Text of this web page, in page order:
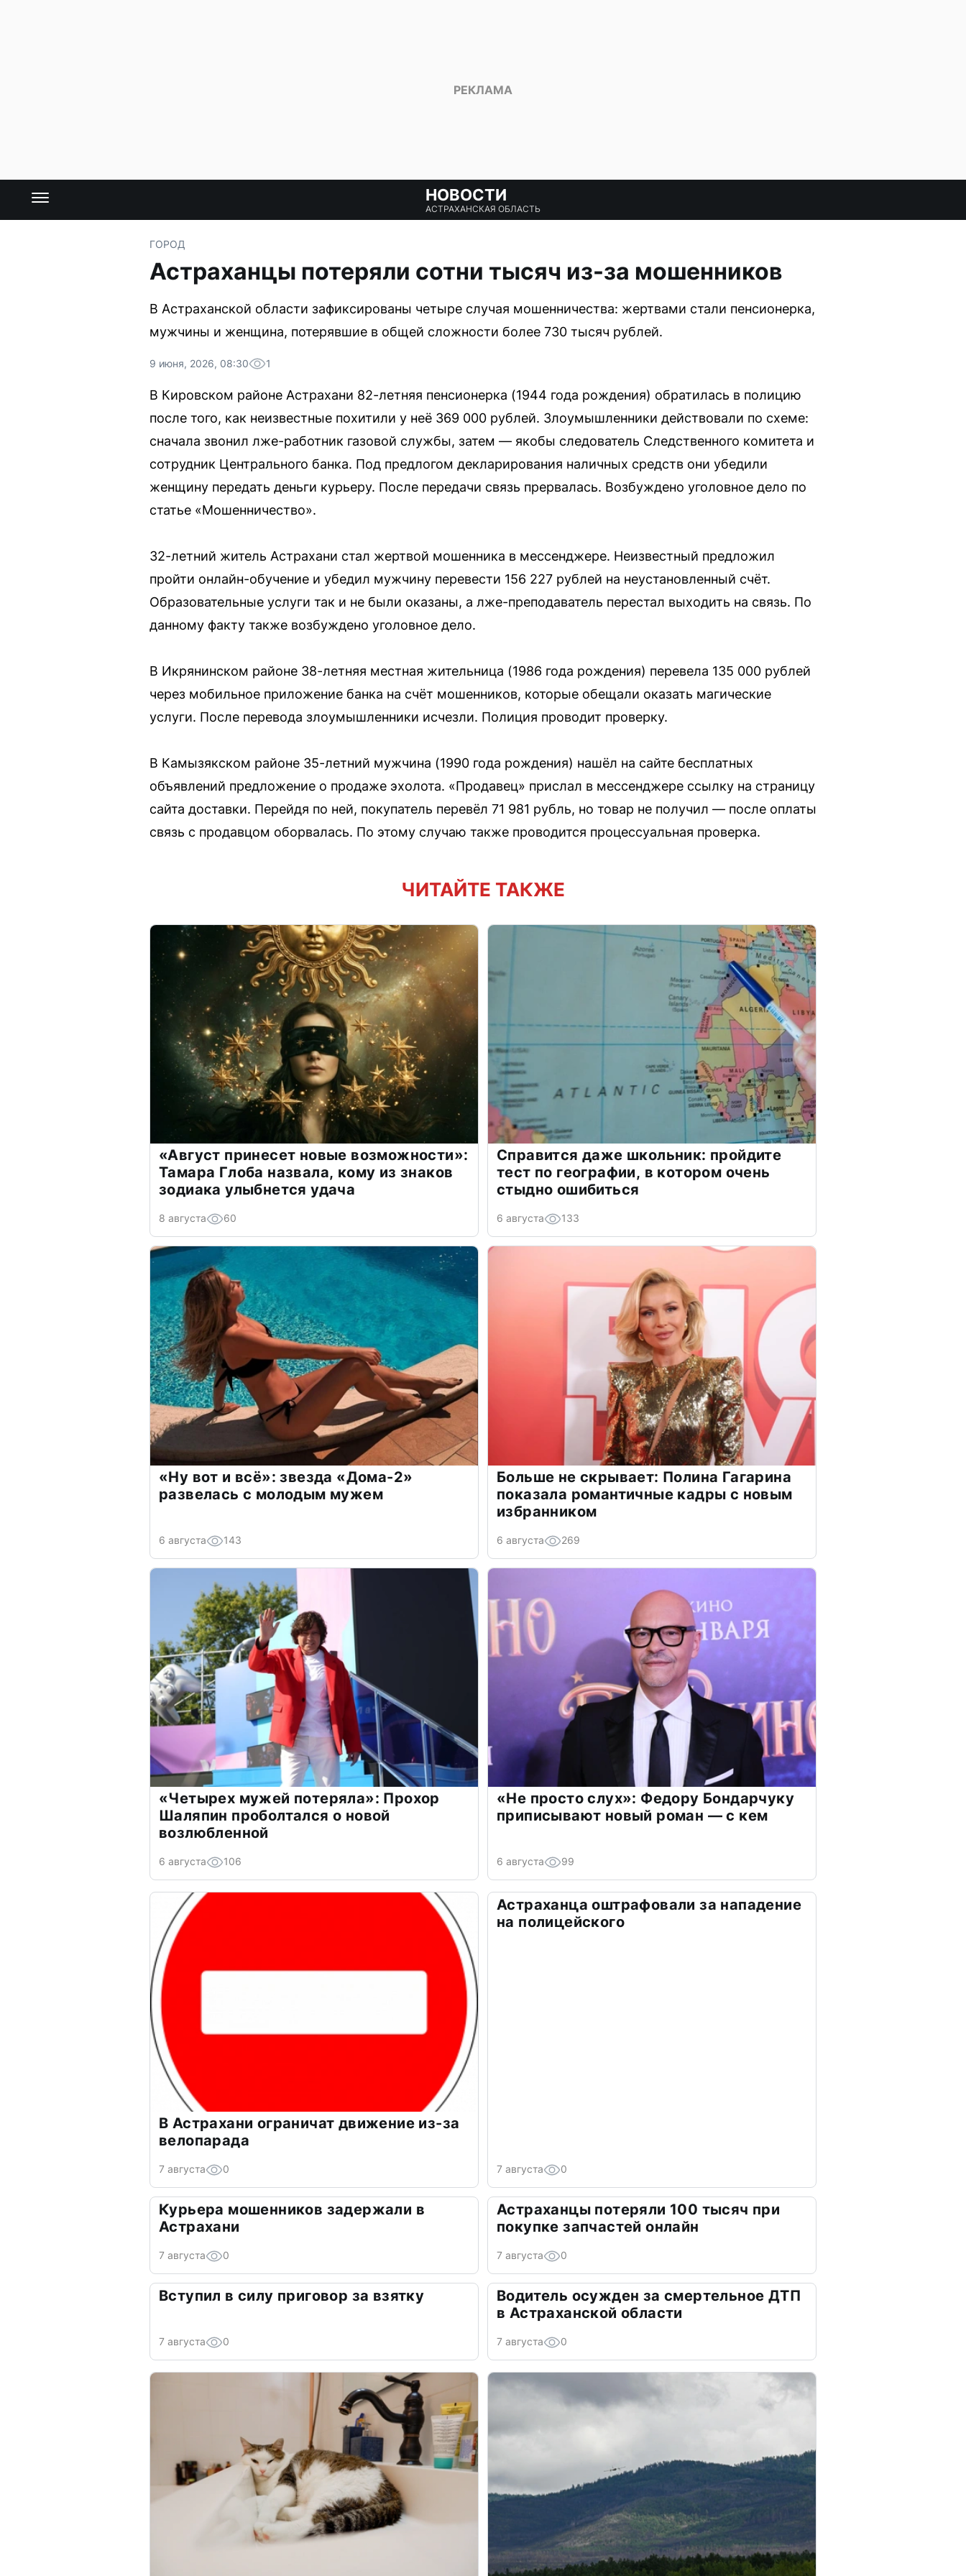
НОВОСТИ
АСТРАХАНСКАЯ ОБЛАСТЬ
ГОРОД
Астраханцы потеряли сотни тысяч из-за мошенников
В Астраханской области зафиксированы четыре случая мошенничества: жертвами стали пенсионерка,
мужчины и женщина, потерявшие в общей сложности более 730 тысяч рублей.
9 июня, 2026, 08:30 1
В Кировском районе Астрахани 82-летняя пенсионерка (1944 года рождения) обратилась в полицию
после того, как неизвестные похитили у неё 369 000 рублей. Злоумышленники действовали по схеме:
сначала звонил лже-работник газовой службы, затем — якобы следователь Следственного комитета и
сотрудник Центрального банка. Под предлогом декларирования наличных средств они убедили
женщину передать деньги курьеру. После передачи связь прервалась. Возбуждено уголовное дело по
статье «Мошенничество».
32-летний житель Астрахани стал жертвой мошенника в мессенджере. Неизвестный предложил
пройти онлайн-обучение и убедил мужчину перевести 156 227 рублей на неустановленный счёт.
Образовательные услуги так и не были оказаны, а лже-преподаватель перестал выходить на связь. По
данному факту также возбуждено уголовное дело.
В Икрянинском районе 38-летняя местная жительница (1986 года рождения) перевела 135 000 рублей
через мобильное приложение банка на счёт мошенников, которые обещали оказать магические
услуги. После перевода злоумышленники исчезли. Полиция проводит проверку.
В Камызякском районе 35-летний мужчина (1990 года рождения) нашёл на сайте бесплатных
объявлений предложение о продаже эхолота. «Продавец» прислал в мессенджере ссылку на страницу
сайта доставки. Перейдя по ней, покупатель перевёл 71 981 рубль, но товар не получил — после оплаты
связь с продавцом оборвалась. По этому случаю также проводится процессуальная проверка.
ЧИТАЙТЕ ТАКЖЕ
«Август принесет новые возможности»:
Тамара Глоба назвала, кому из знаков
зодиака улыбнется удача
8 августа 60
Справится даже школьник: пройдите
тест по географии, в котором очень
стыдно ошибиться
6 августа 133
«Ну вот и всё»: звезда «Дома-2»
развелась с молодым мужем
6 августа 143
Больше не скрывает: Полина Гагарина
показала романтичные кадры с новым
избранником
6 августа 269
«Четырех мужей потеряла»: Прохор
Шаляпин проболтался о новой
возлюбленной
6 августа 106
«Не просто слух»: Федору Бондарчуку
приписывают новый роман — с кем
6 августа 99
В Астрахани ограничат движение из-за
велопарада
7 августа 0
Астраханца оштрафовали за нападение
на полицейского
7 августа 0
Курьера мошенников задержали в
Астрахани
7 августа 0
Астраханцы потеряли 100 тысяч при
покупке запчастей онлайн
7 августа 0
Вступил в силу приговор за взятку
7 августа 0
Водитель осужден за смертельное ДТП
в Астраханской области
7 августа 0